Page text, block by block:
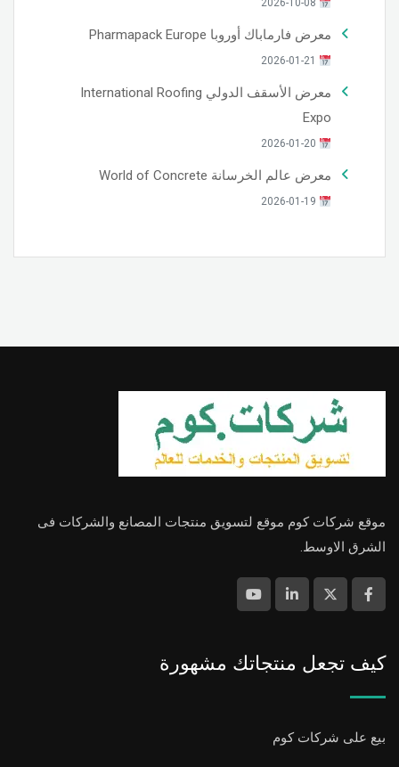
معرض فارماباك أوروبا Pharmapack Europe
معرض الأسقف الدولي International Roofing
Expo
معرض عالم الخرسانة World of Concrete
موقع شركات كوم موقع لتسويق منتجات المصانع والشركات فى
الشرق الاوسط.
كيف تجعل منتجاتك مشهورة
بيع على شركات كوم